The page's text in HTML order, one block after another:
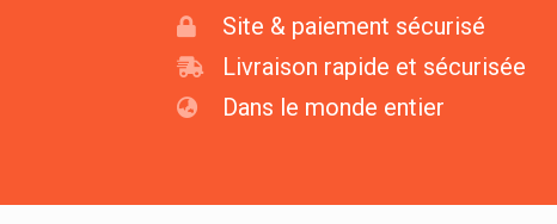
Site & paiement sécurisé
Livraison rapide et sécurisée
Dans le monde entier